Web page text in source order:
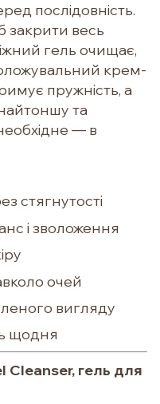
послідовність.
закрити весь
гель очищає,
крем-
пружність, а
та
— в
стягнутості
і зволоження
очей
вигляду
щодня
Cleanser, гель для